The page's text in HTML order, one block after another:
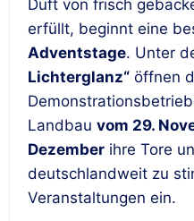
Duft von frisch
erfüllt, beginnt eine
Adventstage. Unter
Lichterglanz“ öffnen
Landbau vom 29.
Dezember ihre Tore
deutschlandweit zu
Veranstaltungen ein.